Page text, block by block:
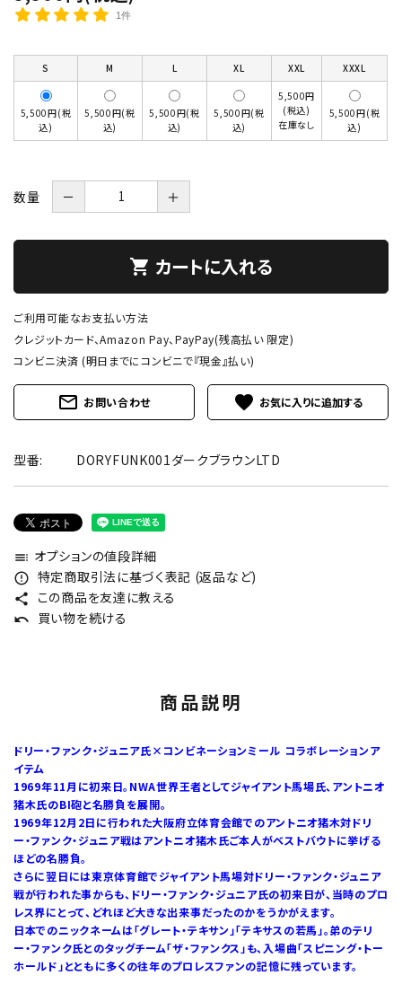
1件
S M L XL XXL XXXL
5,500円(税
込)
5,500円(税
込)
5,500円(税
込)
5,500円(税
込)
5,500円
(税込)
在庫なし
5,500円(税
込)
数量 － ＋
shopping_cart カートに入れる
ご利用可能なお支払い方法
クレジットカード、Amazon Pay、PayPay(残高払い 限定)
コンビニ決済 (明日までにコンビニで『現金』払い)
mail_outline お問い合わせ favorite
型番: DORYFUNK001ダークブラウンLTD
toc オプションの値段詳細
error_outline 特定商取引法に基づく表記 (返品など)
share この商品を友達に教える
undo 買い物を続ける
商品説明
ドリー・ファンク・ジュニア氏×コンビネーションミール コラボレーションア
イテム
1969年11月に初来日。NWA世界王者としてジャイアント馬場氏、アントニオ
猪木氏のBI砲と名勝負を展開。
1969年12月2日に行われた大阪府立体育会館でのアントニオ猪木対ドリ
ー・ファンク・ジュニア戦はアントニオ猪木氏ご本人がベストバウトに挙げる
ほどの名勝負。
さらに翌日には東京体育館でジャイアント馬場対ドリー・ファンク・ジュニア
戦が行われた事からも、ドリー・ファンク・ジュニア氏の初来日が、当時のプロ
レス界にとって、どれほど大きな出来事だったのかをうかがえます。
日本でのニックネームは「グレート・テキサン」「テキサスの若馬」。弟のテリ
ー・ファンク氏とのタッグチーム「ザ・ファンクス」も、入場曲「スピニング・トー
ホールド」とともに多くの往年のプロレスファンの記憶に残っています。